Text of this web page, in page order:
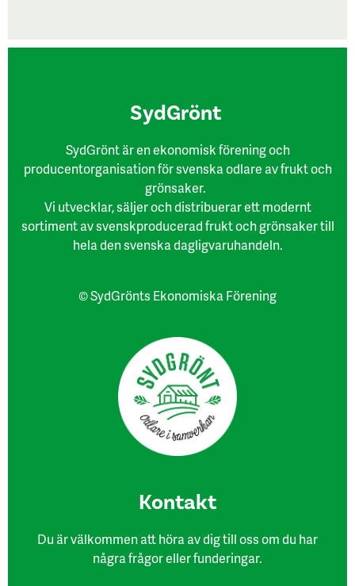
SydGrönt
SydGrönt är en ekonomisk förening och
producentorganisation för svenska odlare av frukt och
grönsaker.
Vi utvecklar, säljer och distribuerar ett modernt
sortiment av svenskproducerad frukt och grönsaker till
hela den svenska dagligvaruhandeln.
© SydGrönts Ekonomiska Förening
Kon​takt
Du är välkommen att höra av dig till oss om du har
några frågor eller funderingar.